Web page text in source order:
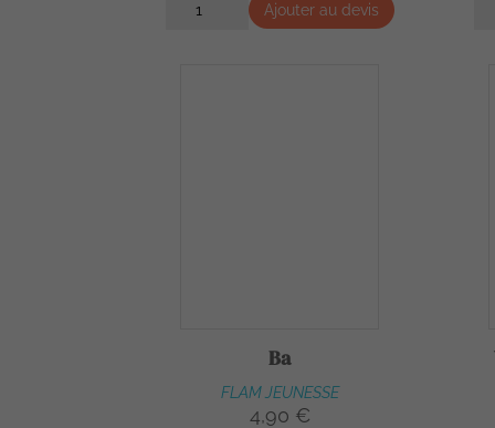
Ajouter au devis
Ba
FLAM JEUNESSE
4,90 €